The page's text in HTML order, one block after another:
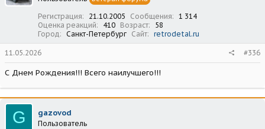
Регистрация 21.10.2005 Сообщения
1 314
Оценка реакций
410 Возраст
58
Город
Санкт-Петербург Сайт retrodetal.ru
11.05.2026 #336
С Днем Рождения!!! Всего наилучшего!!!
G gazovod
Пользователь